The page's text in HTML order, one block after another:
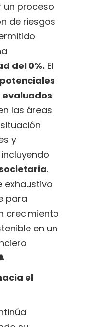
un proceso
de riesgos
del 0%. El
potenciales
evaluados
las áreas
y
.
exhaustivo
para
crecimiento
en un
el